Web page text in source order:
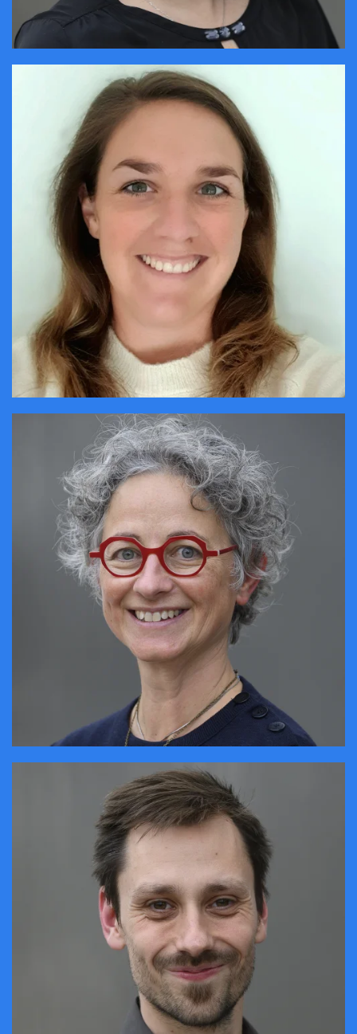
CONTACTER
CONTACTER
CONTACTER